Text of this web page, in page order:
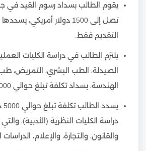
يقوم الطالب بسداد رسوم القيد في
تصل إلى 1500 دولار أمريكي،
التقديم فقط.
يلتزم الطالب في دراسة الكليات
الصيدلة، الطب البشري، التمريض، طب
الهندسة، بسداد تكلفة تبلغ حوالي 6000 دولار أمريكي.
دراسة الكليات النظرية (الأدبية)،
والقانون، والتجارة، والإعلام، الدراسات